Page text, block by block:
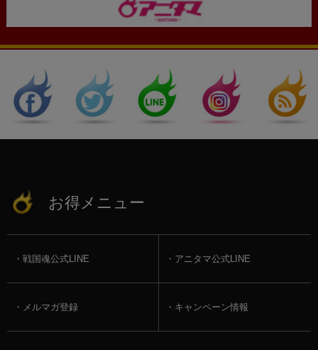
お得メニュー
戦国魂公式LINE アニタマ公式LINE
メルマガ登録 キャンペーン情報